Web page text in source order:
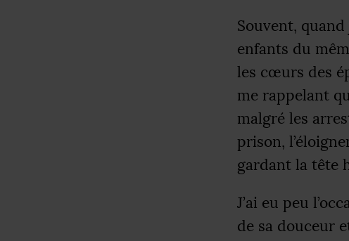
Souvent,
enfants du
les cœurs des
me rappelant
malgré les
prison,
gardant la tête
J’ai eu peu
de sa douceur